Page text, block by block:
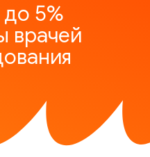
5%
врачей